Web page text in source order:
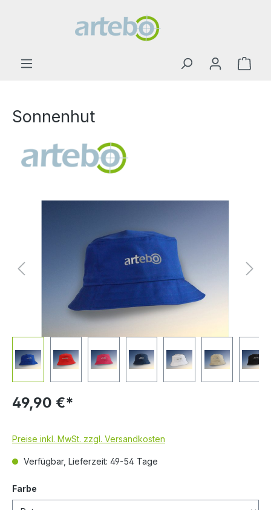
Sonnenhut
49,90 €*
Preise inkl. MwSt. zzgl. Versandkosten
Verfügbar, Lieferzeit: 49-54 Tage
Farbe